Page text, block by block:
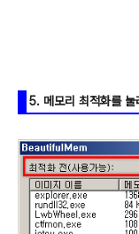
5. 메모리 최적화를 눌